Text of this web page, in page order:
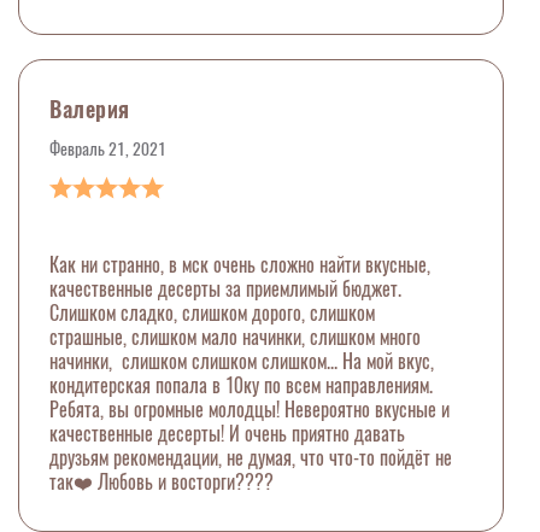
Валерия
Февраль 21, 2021
Как ни странно, в мск очень сложно найти вкусные,
качественные десерты за приемлимый бюджет.
Слишком сладко, слишком дорого, слишком
страшные, слишком мало начинки, слишком много
начинки, слишком слишком слишком... На мой вкус,
кондитерская попала в 10ку по всем направлениям.
Ребята, вы огромные молодцы! Невероятно вкусные и
качественные десерты! И очень приятно давать
друзьям рекомендации, не думая, что что-то пойдёт не
так❤️ Любовь и восторги????